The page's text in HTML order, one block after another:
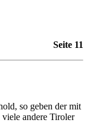
Seite 11
so geben der mit
andere Tiroler